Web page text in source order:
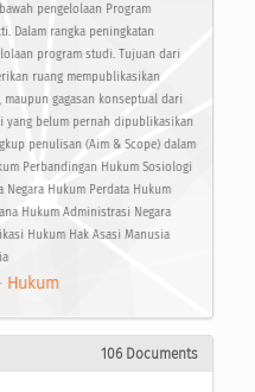
pengelolaan Program
Dalam rangka peningkatan
program studi. Tujuan dari
ruang mempublikasikan
gagasan konseptual dari
yang belum pernah dipublikasikan
penulisan (Aim & Scope) dalam
Perbandingan Hukum Sosiologi
Hukum Perdata Hukum
Hukum Administrasi Negara
Hukum Hak Asasi Manusia
Hukum
106 Documents